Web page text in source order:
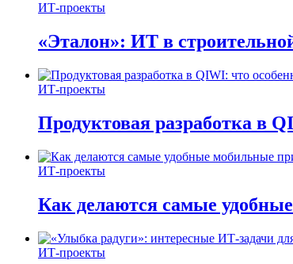
ИТ-проекты
«Эталон»: ИТ в
ИТ-проекты
Продуктовая разработка в
ИТ-проекты
Как делаются самые
ИТ-проекты